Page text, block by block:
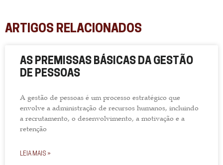
ARTIGOS RELACIONADOS
AS PREMISSAS BÁSICAS DA GESTÃO
DE PESSOAS
A gestão de pessoas é um processo estratégico que
envolve a administração de recursos humanos, incluindo
a recrutamento, o desenvolvimento, a motivação e a
retenção
LEIA MAIS »